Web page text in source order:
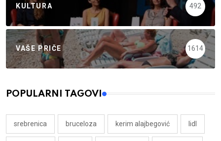
KULTURA 492
VAŠE PRIČE 1614
POPULARNI TAGOVI
srebrenica bruceloza kerim alajbegović lidl